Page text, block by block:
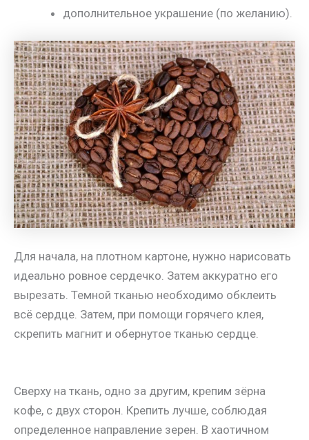
дополнительное украшение (по желанию).
Для начала, на плотном картоне, нужно нарисовать
идеально ровное сердечко. Затем аккуратно его
вырезать. Темной тканью необходимо обклеить
всё сердце. Затем, при помощи горячего клея,
скрепить магнит и обернутое тканью сердце.
Сверху на ткань, одно за другим, крепим зёрна
кофе, с двух сторон. Крепить лучше, соблюдая
определенное направление зерен. В хаотичном